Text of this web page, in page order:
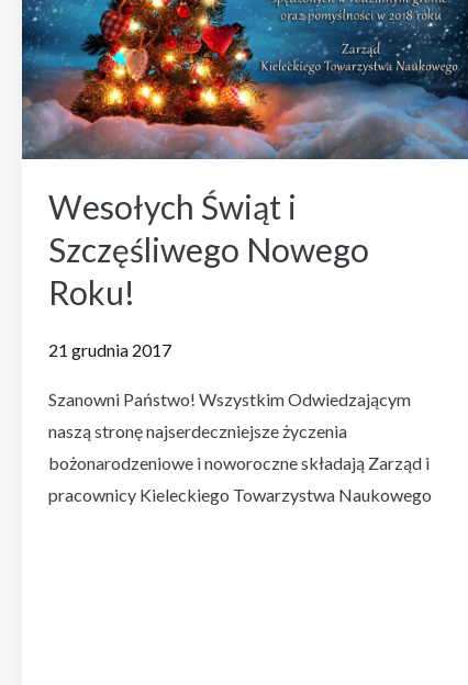
Wesołych Świąt i
Szczęśliwego Nowego
Roku!
21 grudnia 2017
Szanowni Państwo! Wszystkim Odwiedzającym
naszą stronę najserdeczniejsze życzenia
bożonarodzeniowe i noworoczne składają Zarząd i
pracownicy Kieleckiego Towarzystwa Naukowego